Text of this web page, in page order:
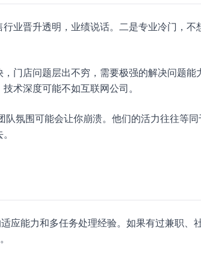
业晋升透明，业绩说话。二是专业冷门，不
门店问题层出不穷，需要极强的解决问题能
术深度可能不如互联网公司。
队氛围可能会让你崩溃。他们的活力往往等同
应能力和多任务处理经验。如果有过兼职、